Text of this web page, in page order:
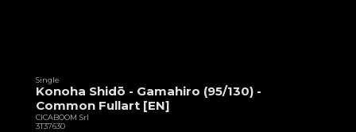
Single
Konoha Shidō - Gamahiro (95/130) -
Common Fullart [EN]
CICABOOM Srl
3T37630